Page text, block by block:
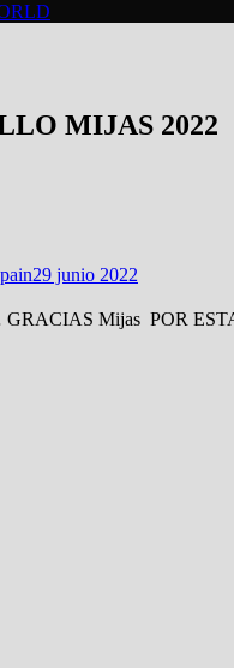
MIJAS 2022
29 junio 2022
Mijas POR